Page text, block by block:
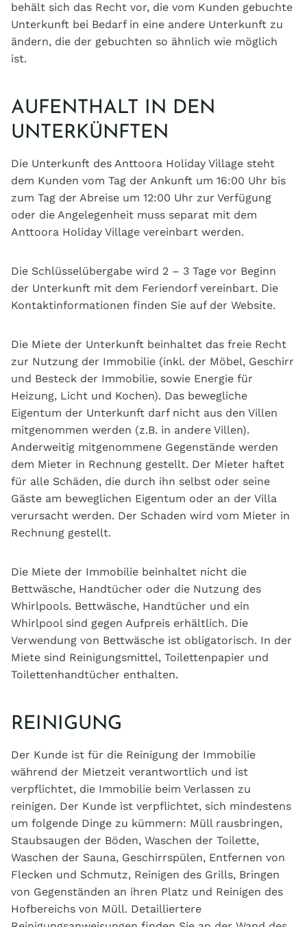
behält sich das Recht vor, die vom Kunden gebuchte
Unterkunft bei Bedarf in eine andere Unterkunft zu
ändern, die der gebuchten so ähnlich wie möglich
ist.
AUFENTHALT IN DEN
UNTERKÜNFTEN
Die Unterkunft des Anttoora Holiday Village steht
dem Kunden vom Tag der Ankunft um 16:00 Uhr bis
zum Tag der Abreise um 12:00 Uhr zur Verfügung
oder die Angelegenheit muss separat mit dem
Anttoora Holiday Village vereinbart werden.
Die Schlüsselübergabe wird 2 – 3 Tage vor Beginn
der Unterkunft mit dem Feriendorf vereinbart. Die
Kontaktinformationen finden Sie auf der Website.
Die Miete der Unterkunft beinhaltet das freie Recht
zur Nutzung der Immobilie (inkl. der Möbel, Geschirr
und Besteck der Immobilie, sowie Energie für
Heizung, Licht und Kochen). Das bewegliche
Eigentum der Unterkunft darf nicht aus den Villen
mitgenommen werden (z.B. in andere Villen).
Anderweitig mitgenommene Gegenstände werden
dem Mieter in Rechnung gestellt. Der Mieter haftet
für alle Schäden, die durch ihn selbst oder seine
Gäste am beweglichen Eigentum oder an der Villa
verursacht werden. Der Schaden wird vom Mieter in
Rechnung gestellt.
Die Miete der Immobilie beinhaltet nicht die
Bettwäsche, Handtücher oder die Nutzung des
Whirlpools. Bettwäsche, Handtücher und ein
Whirlpool sind gegen Aufpreis erhältlich. Die
Verwendung von Bettwäsche ist obligatorisch. In der
Miete sind Reinigungsmittel, Toilettenpapier und
Toilettenhandtücher enthalten.
REINIGUNG
Der Kunde ist für die Reinigung der Immobilie
während der Mietzeit verantwortlich und ist
verpflichtet, die Immobilie beim Verlassen zu
reinigen. Der Kunde ist verpflichtet, sich mindestens
um folgende Dinge zu kümmern: Müll rausbringen,
Staubsaugen der Böden, Waschen der Toilette,
Waschen der Sauna, Geschirrspülen, Entfernen von
Flecken und Schmutz, Reinigen des Grills, Bringen
von Gegenständen an ihren Platz und Reinigen des
Hofbereichs von Müll. Detailliertere